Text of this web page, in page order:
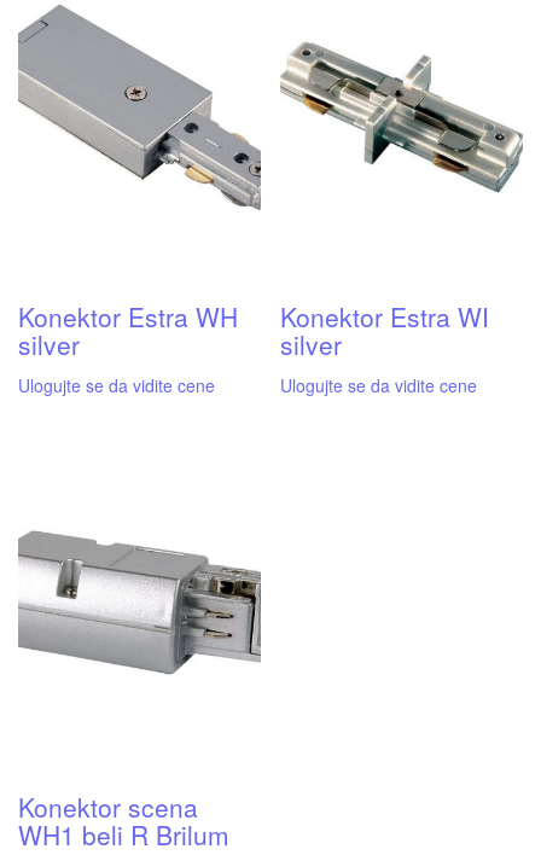
Konektor Estra WH
silver
Ulogujte se da vidite cene
Konektor Estra WI
silver
Ulogujte se da vidite cene
Konektor scena
WH1 beli R Brilum